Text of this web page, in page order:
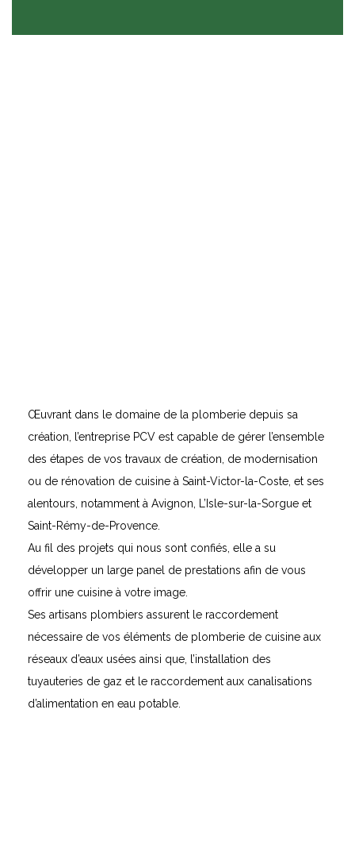
Œuvrant dans le domaine de la plomberie depuis sa
création, l’entreprise PCV est capable de gérer l’ensemble
des étapes de vos travaux de création, de modernisation
ou de rénovation de cuisine à Saint-Victor-la-Coste, et ses
alentours, notamment à Avignon, L’Isle-sur-la-Sorgue et
Saint-Rémy-de-Provence.
Au fil des projets qui nous sont confiés, elle a su
développer un large panel de prestations afin de vous
offrir une cuisine à votre image.
Ses artisans plombiers assurent le raccordement
nécessaire de vos éléments de plomberie de cuisine aux
réseaux d’eaux usées ainsi que, l’installation des
tuyauteries de gaz et le raccordement aux canalisations
d’alimentation en eau potable.